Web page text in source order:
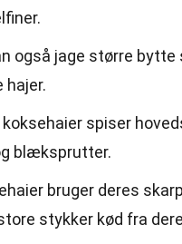
også jage større bytte
hajer.
koksehaier spiser
blæksprutter.
bruger deres
stykker kød fra